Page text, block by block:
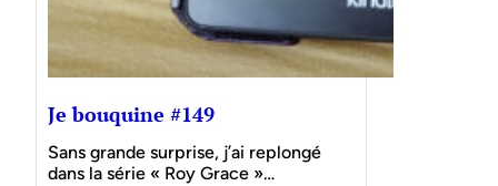
Je bouquine #149
Sans grande surprise, j’ai replongé
dans la série « Roy Grace »…